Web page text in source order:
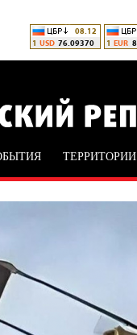
ТЕРРИТОРИИ